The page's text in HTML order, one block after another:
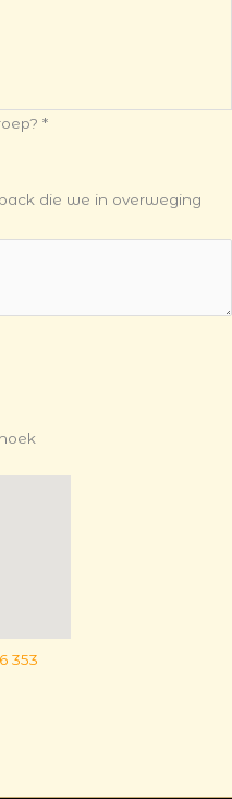
*
die we in overweging
353